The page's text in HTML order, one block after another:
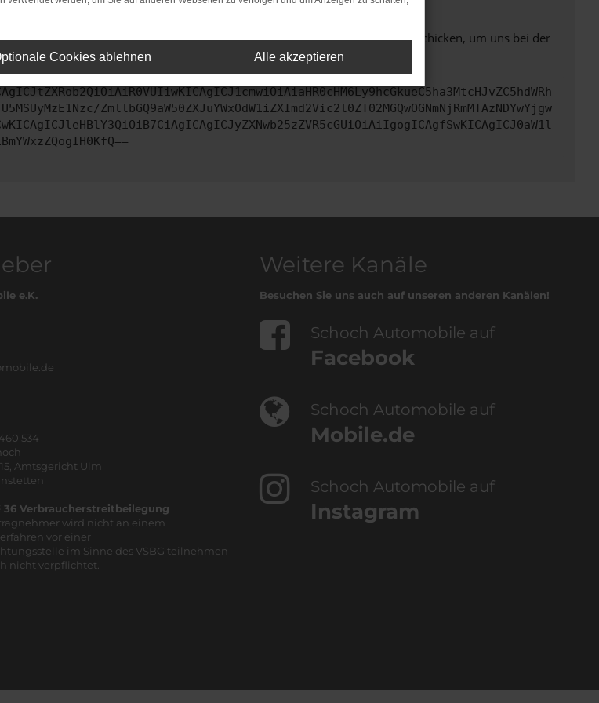
werden versuchen, das Problem zu beheben. Du kannst uns diesen Text schicken, um uns bei der
ZmllbGQ9aW50ZXJuYWxOdW1iZXImd2Vic2l0ZT02MGQwOGNmNjRmMTAzNDYwYjgw
e.K.
534
Amtsgericht Ulm
36 Verbraucherstreitbeilegung
wird nicht an einem
vor einer
im Sinne des VSBG teilnehmen
nicht verpflichtet.
Weitere Kanäle
Besuchen Sie uns auch auf unseren anderen Kanälen!
Schoch Automobile auf
Facebook
Schoch Automobile auf
Mobile.de
Schoch Automobile auf
Instagram
Cookies ablehnen Alle akzeptieren